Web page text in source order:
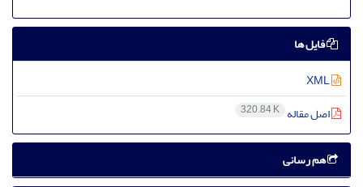
فایل ها
اصل مقاله 320.84 K
هم رسانی